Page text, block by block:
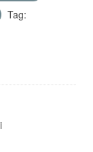
Tag: